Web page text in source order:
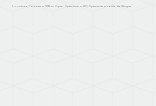
Formulaire, Connexion CRM via Zapier, Optimisation SEO, Optimisation Mobile, Site Bilingue